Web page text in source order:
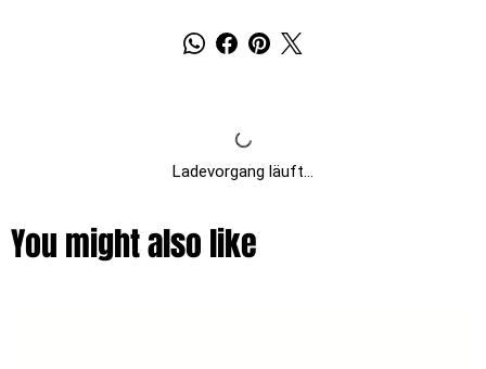
Ladevorgang läuft...
You might also like